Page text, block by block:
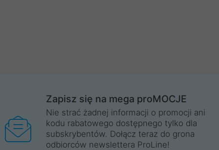
Zapisz się na mega proMOCJE
Nie strać żadnej informacji o promocji ani
kodu rabatowego dostępnego tylko dla
subskrybentów. Dołącz teraz do grona
odbiorców newslettera ProLine!